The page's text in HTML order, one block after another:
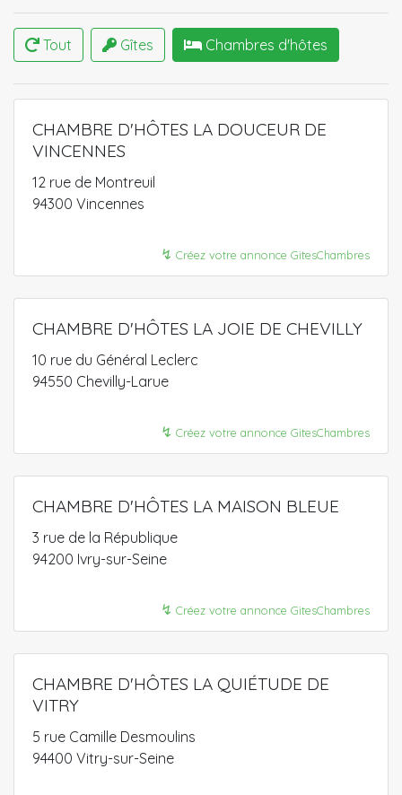
Tout Gîtes Chambres d'hôtes
CHAMBRE D'HÔTES LA DOUCEUR DE
VINCENNES
12 rue de Montreuil
94300 Vincennes
↯ Créez votre annonce GitesChambres
CHAMBRE D'HÔTES LA JOIE DE CHEVILLY
10 rue du Général Leclerc
94550 Chevilly-Larue
↯ Créez votre annonce GitesChambres
CHAMBRE D'HÔTES LA MAISON BLEUE
3 rue de la République
94200 Ivry-sur-Seine
↯ Créez votre annonce GitesChambres
CHAMBRE D'HÔTES LA QUIÉTUDE DE
VITRY
5 rue Camille Desmoulins
94400 Vitry-sur-Seine